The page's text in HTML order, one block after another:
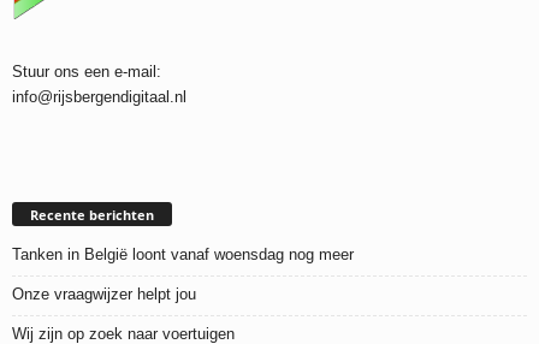
Stuur ons een e-mail:
info@rijsbergendigitaal.nl
Recente berichten
Tanken in België loont vanaf woensdag nog meer
Onze vraagwijzer helpt jou
Wij zijn op zoek naar voertuigen